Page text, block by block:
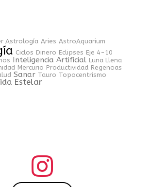
Astrología Aries AstroAquarium
Ciclos Dinero Eclipses Eje 4-10
Inteligencia Artificial Luna Llena
Mercurio Productividad Regencias
Sanar Tauro Topocentrismo
Estelar
